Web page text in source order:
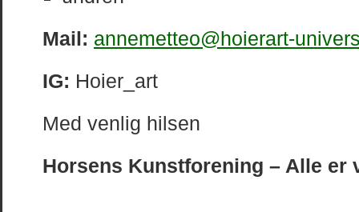
Mail: annemetteo@hoierart-
IG: Hoier_art
Med venlig hilsen
Horsens Kunstforening – Alle er